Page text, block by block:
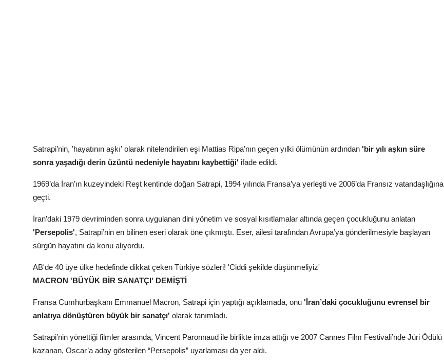
Satrapi’nin, 'hayatının aşkı' olarak nitelendirilen eşi Mattias Ripa’nın geçen yılki ölümünün ardından 'bir yılı aşkın süre
sonra yaşadığı derin üzüntü nedeniyle hayatını kaybettiği' ifade edildi.
1969’da İran’ın kuzeyindeki Reşt kentinde doğan Satrapi, 1994 yılında Fransa’ya yerleşti ve 2006’da Fransız vatandaşlığına
geçti.
İran’daki 1979 devriminden sonra uygulanan dini yönetim ve sosyal kısıtlamalar altında geçen çocukluğunu anlatan
'Persepolis', Satrapi’nin en bilinen eseri olarak öne çıkmıştı. Eser, ailesi tarafından Avrupa’ya gönderilmesiyle başlayan
sürgün hayatını da konu alıyordu.
AB'de 40 üye ülke hedefinde dikkat çeken Türkiye sözleri! 'Ciddi şekilde düşünmeliyiz'
MACRON 'BÜYÜK BİR SANATÇI' DEMİŞTİ
Fransa Cumhurbaşkanı Emmanuel Macron, Satrapi için yaptığı açıklamada, onu 'İran’daki çocukluğunu evrensel bir
anlatıya dönüştüren büyük bir sanatçı' olarak tanımladı.
Satrapi’nin yönettiği filmler arasında, Vincent Paronnaud ile birlikte imza attığı ve 2007 Cannes Film Festivali’nde Jüri Ödülü
kazanan, Oscar’a aday gösterilen “Persepolis” uyarlaması da yer aldı.